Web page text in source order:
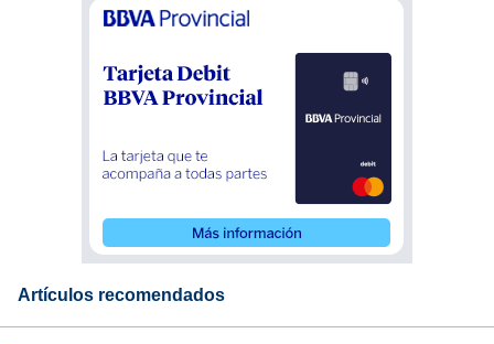
Artículos recomendados